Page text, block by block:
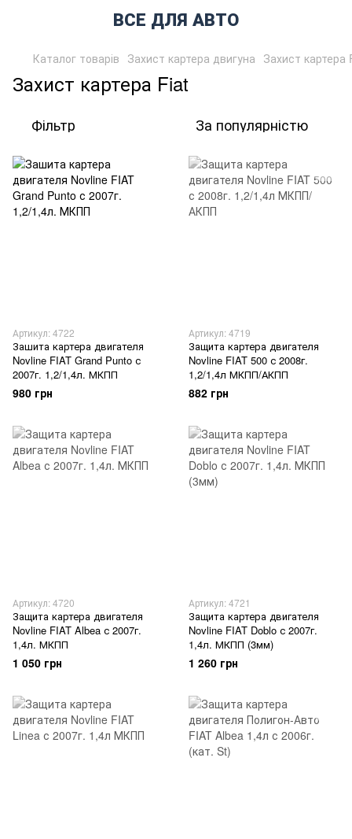
ВСЕ ДЛЯ АВТО
Каталог товарів Захист картера двигуна Захист картера
Захист картера Fiat
Фільтр За популярністю
Артикул: 4722
Зашита картера двигателя
Novline FIAT Grand Punto с
2007г. 1,2/1,4л. МКПП
980 грн
Артикул: 4719
Защита картера двигателя
Novline FIAT 500 с 2008г.
1,2/1,4л МКПП/АКПП
882 грн
Артикул: 4720
Защита картера двигателя
Novline FIAT Albea с 2007г.
1,4л. МКПП
1 050 грн
Артикул: 4721
Защита картера двигателя
Novline FIAT Doblo с 2007г.
1,4л. МКПП (3мм)
1 260 грн